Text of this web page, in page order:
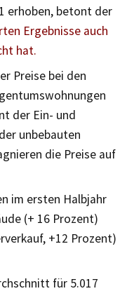
erhoben, betont der
Ergebnisse auch
hat.
Preise bei den
der Ein- und
unbebauten
die Preise auf
im ersten Halbjahr
(+ 16 Prozent)
+12 Prozent)
für 5.017